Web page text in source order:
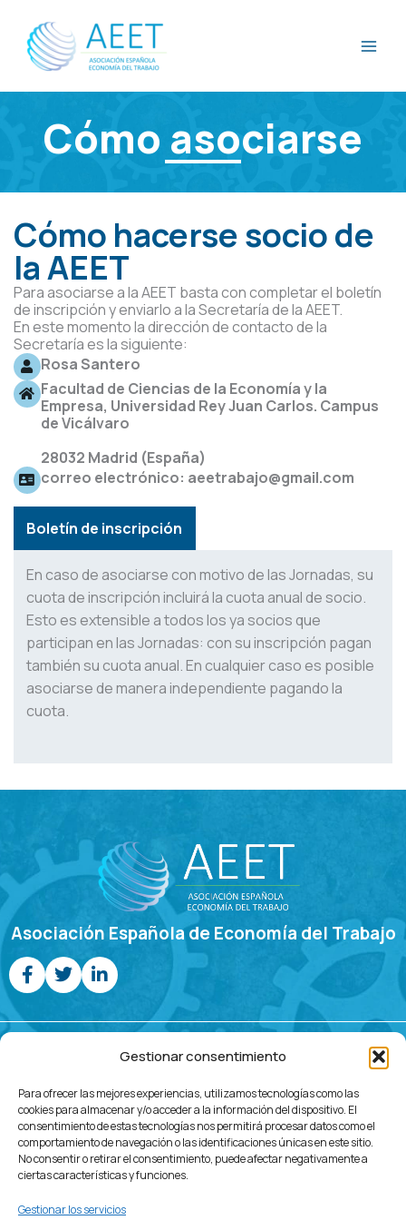
Gestionar consentimiento
Para ofrecer las mejores experiencias, utilizamos tecnologías como las
cookies para almacenar y/o acceder a la información del dispositivo. El
consentimiento de estas tecnologías nos permitirá procesar datos como el
comportamiento de navegación o las identificaciones únicas en este sitio.
No consentir o retirar el consentimiento, puede afectar negativamente a
ciertas características y funciones.
Gestionar los servicios
contenido
Cómo asociarse
Cómo hacerse socio de
la AEET
Para asociarse a la AEET basta con completar el boletín
de inscripción y enviarlo a la Secretaría de la AEET.
En este momento la dirección de contacto de la
Secretaría es la siguiente:
Rosa Santero
Facultad de Ciencias de la Economía y la
Empresa, Universidad Rey Juan Carlos. Campus
de Vicálvaro
28032 Madrid (España)
correo electrónico: aeetrabajo@gmail.com
Boletín de inscripción
En caso de asociarse con motivo de las Jornadas, su
cuota de inscripción incluirá la cuota anual de socio.
Esto es extensible a todos los ya socios que
participan en las Jornadas: con su inscripción pagan
también su cuota anual. En cualquier caso es posible
asociarse de manera independiente pagando la
cuota.
Asociación Española de Economía del Trabajo
Jornadas de Economía Laboral
ProgramaCall For
Papers
ComitésInscripciónUbicaciónContacto
© 2023 – 2026 | Diseñado por Webservi.es –